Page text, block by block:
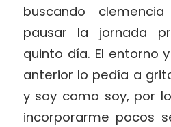
buscando
pausar la jornada
quinto día. El entorno
anterior lo pedía a
y soy como soy, por
incorporarme pocos